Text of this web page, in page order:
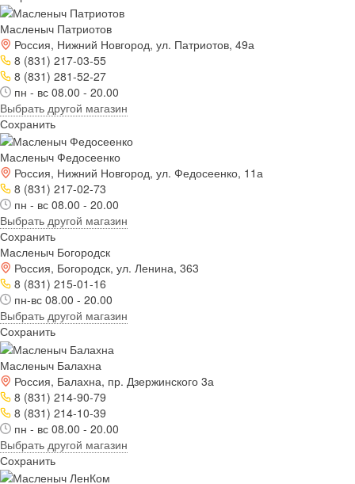
Масленыч Патриотов
Россия, Нижний Новгород, ул. Патриотов, 49а
8 (831) 217-03-55
8 (831) 281-52-27
пн - вс 08.00 - 20.00
Выбрать другой магазин
Сохранить
Масленыч Федосеенко
Россия, Нижний Новгород, ул. Федосеенко, 11а
8 (831) 217-02-73
пн - вс 08.00 - 20.00
Выбрать другой магазин
Сохранить
Масленыч Богородск
Россия, Богородск, ул. Ленина, 363
8 (831) 215-01-16
пн-вс 08.00 - 20.00
Выбрать другой магазин
Сохранить
Масленыч Балахна
Россия, Балахна, пр. Дзержинского 3а
8 (831) 214-90-79
8 (831) 214-10-39
пн - вс 08.00 - 20.00
Выбрать другой магазин
Сохранить